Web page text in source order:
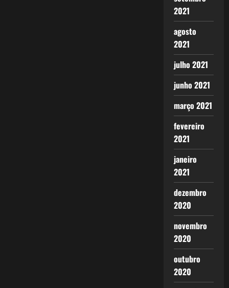
2021
agosto
2021
julho 2021
junho 2021
março 2021
fevereiro
2021
janeiro
2021
dezembro
2020
novembro
2020
outubro
2020